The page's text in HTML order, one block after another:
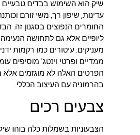
שיק הוא השימוש בבדים טבעיים
עדינות, שיפון רך, משי זורם
החומרים הנפוצים בסגנון זה.
ליופיים אלא גם לתחושה
מעניקים. עיטורים כמו רקמות
ממדיים ופרטי וינטג' מוסיפים
הפרטים האלה לא מוגזמים אלא
בהרמוניה עם העיצוב הכללי.
צבעים רכים
הצבעוניות בשמלות כלה בוהו